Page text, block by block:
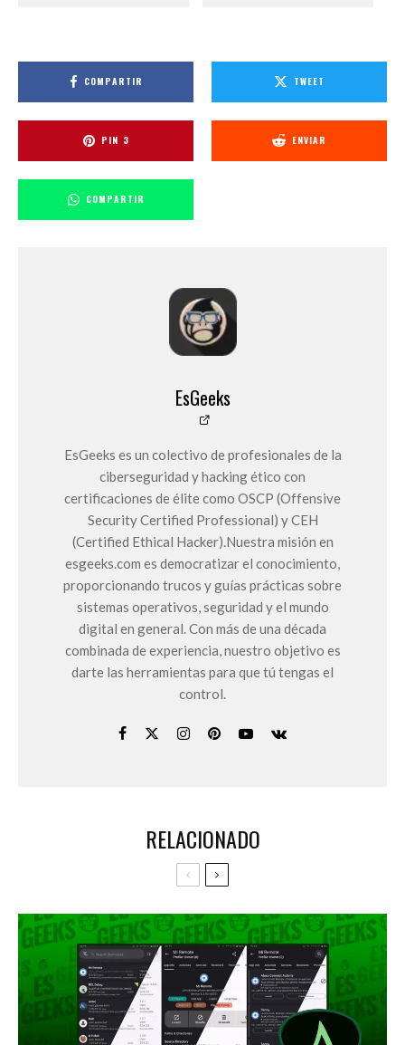
COMPARTIR TWEET
PIN 3 ENVIAR
COMPARTIR
EsGeeks
EsGeeks es un colectivo de profesionales de la
ciberseguridad y hacking ético con
certificaciones de élite como OSCP (Offensive
Security Certified Professional) y CEH
(Certified Ethical Hacker).Nuestra misión en
esgeeks.com es democratizar el conocimiento,
proporcionando trucos y guías prácticas sobre
sistemas operativos, seguridad y el mundo
digital en general. Con más de una década
combinada de experiencia, nuestro objetivo es
darte las herramientas para que tú tengas el
control.
RELACIONADO